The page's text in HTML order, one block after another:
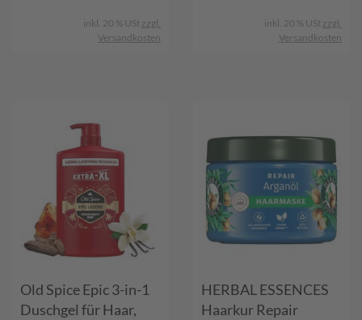
inkl. 20 % USt zzgl.
Versandkosten
inkl. 20 % USt zzgl.
Versandkosten
Old Spice Epic 3-in-1
Duschgel für Haar,
HERBAL ESSENCES
Haarkur Repair